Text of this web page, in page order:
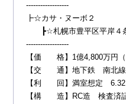
------------------
┣☆カサ・ヌーボ２
┣☆札幌市豊平区平岸４
------------------
【価 格】1億4,800万円（
【交 通】地下鉄 南北線
【利 回】満室想定 6.32
【構 造】RC造 検査済